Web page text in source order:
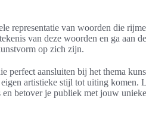
representatie van woorden die
van deze woorden en ga aan
op zich zijn.
perfect aansluiten bij het thema
artistieke stijl tot uiting komen.
betover je publiek met jouw